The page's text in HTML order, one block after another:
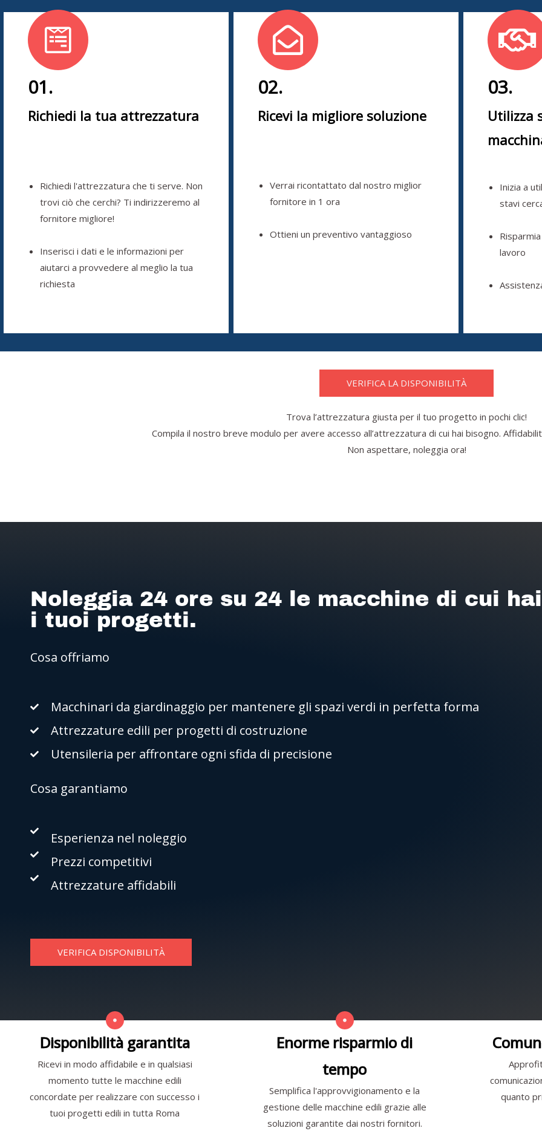
01.
Richiedi la tua attrezzatura
Richiedi l'attrezzatura che ti serve. Non
trovi ciò che cerchi? Ti indirizzeremo al
fornitore migliore!
Inserisci i dati e le informazioni per
aiutarci a provvedere al meglio la tua
richiesta
02.
Ricevi la migliore soluzione
Verrai ricontattato dal nostro miglior
fornitore in 1 ora
Ottieni un preventivo vantaggioso
03.
Utilizza
Inizia a
stavi
lavoro
VERIFICA LA DISPONIBILITÀ
Trova l’attrezzatura giusta per il tuo progetto in pochi clic!
Compila il nostro breve modulo per avere accesso all’attrezzatura di cui hai bisogno.
Non aspettare, noleggia ora!
Noleggia 24 ore su 24 le macchine di cui
i tuoi progetti.
Cosa offriamo
Macchinari da giardinaggio per mantenere gli spazi verdi in perfetta forma
Attrezzature edili per progetti di costruzione
Utensileria per affrontare ogni sfida di precisione
Cosa garantiamo
Esperienza nel noleggio
Prezzi competitivi
Attrezzature affidabili
VERIFICA DISPONIBILITÀ
Disponibilità garantita
Ricevi in modo affidabile e in qualsiasi
momento tutte le macchine edili
concordate per realizzare con successo i
tuoi progetti edili in tutta Roma
Enorme risparmio di
tempo
Semplifica l'approvvigionamento e la
gestione delle macchine edili grazie alle
soluzioni garantite dai nostri fornitori.
quanto